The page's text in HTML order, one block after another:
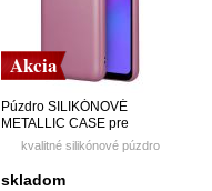
Akcia
Púzdro SILIKÓNOVÉ
METALLIC CASE pre
MOTOROLA MOTO
E30/E40/E20s - ružové
kvalitné silikónové púzdro
skladom